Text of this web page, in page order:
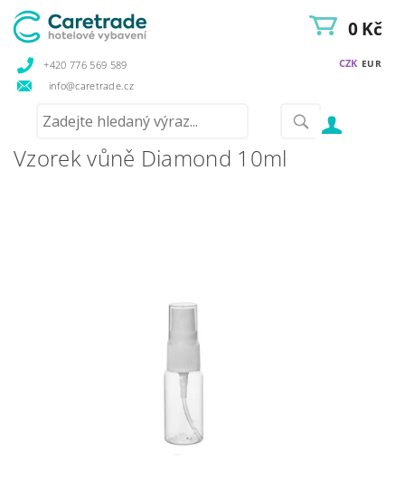
+420 776 569 589
info@caretrade.cz
CZK EUR
0 Kč
Vzorek vůně Diamond 10ml